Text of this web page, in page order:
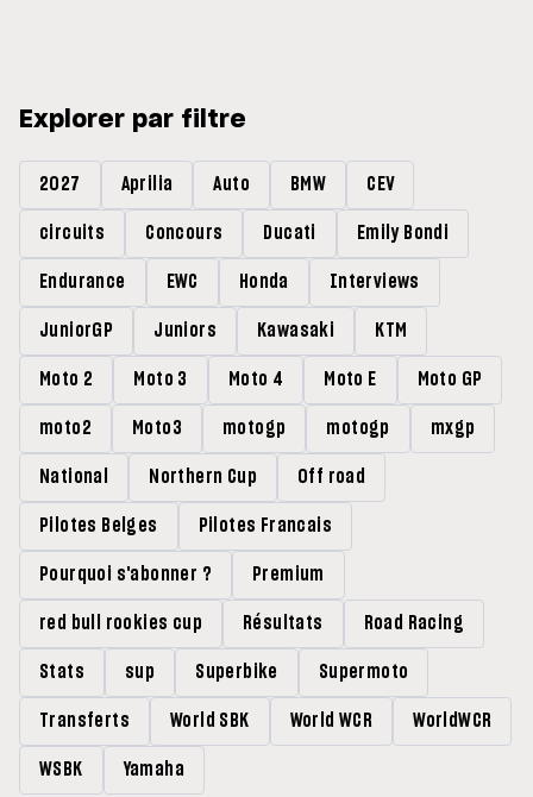
Explorer par filtre
2027 Aprilia Auto BMW CEV
circuits Concours Ducati Emily Bondi
Endurance EWC Honda Interviews
JuniorGP Juniors Kawasaki KTM
Moto 2 Moto 3 Moto 4 Moto E Moto GP
moto2 Moto3 motogp motogp mxgp
National Northern Cup Off road
Pilotes Belges Pilotes Francais
Pourquoi s'abonner ? Premium
red bull rookies cup Résultats Road Racing
Stats sup Superbike Supermoto
Transferts World SBK World WCR WorldWCR
WSBK Yamaha